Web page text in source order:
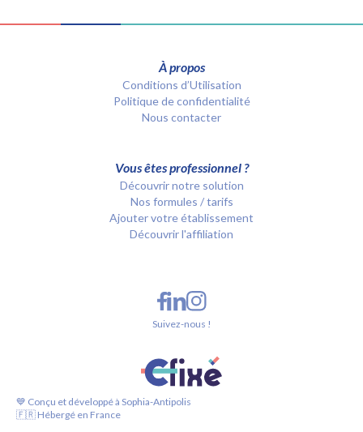
À propos
Conditions d’Utilisation
Politique de confidentialité
Nous contacter
Vous êtes professionnel ?
Découvrir notre solution
Nos formules / tarifs
Ajouter votre établissement
Découvrir l'affiliation
💙 Conçu et développé à Sophia-Antipolis
🇫🇷 Hébergé en France
Suivez-nous !